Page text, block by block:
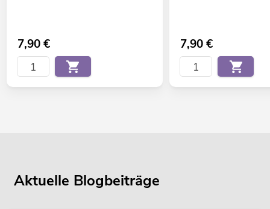
7,90€ 7,90€
Aktuelle Blogbeiträge